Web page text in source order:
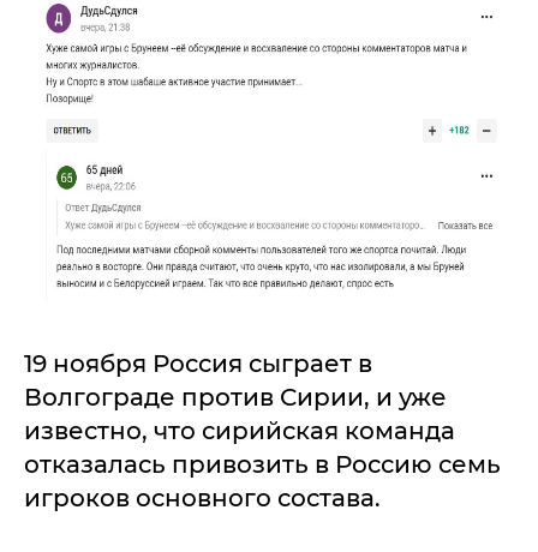
19 ноября Россия сыграет в
Волгограде против Сирии, и уже
известно, что сирийская команда
отказалась привозить в Россию семь
игроков основного состава.